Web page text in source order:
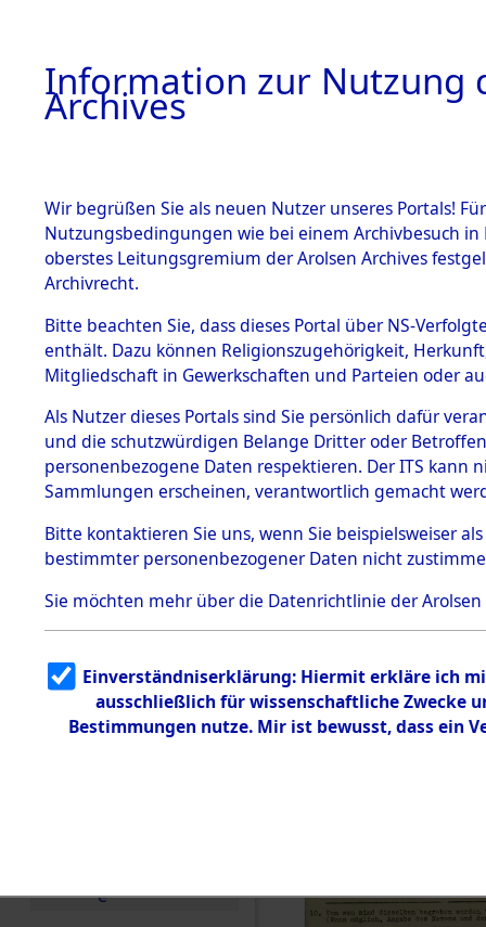
BESTÄNDE
1.
mente
5. Verschiedenes
5.3
Todesmärsche
5.3.1 Alliierte
Erhebungen
zu
Todesmärsch
en
5.3.2
g
5.3.3
Todesmärsch
e
von
Toter aus
Ort ihrer
0003
Information zur Nutzung
Archives
Wir begrüßen Sie als neuen Nutzer unseres Portals!
Nutzungsbedingungen wie bei einem Archivbesuch
oberstes Leitungsgremium der Arolsen Archives
Archivrecht.
Bitte beachten Sie, dass dieses Portal über NS-
enthält. Dazu können Religionszugehörigkeit,
Mitgliedschaft in Gewerkschaften und Parteien oder
Als Nutzer dieses Portals sind Sie persönlich dafür
und die schutzwürdigen Belange Dritter oder
personenbezogene Daten respektieren. Der ITS
Sammlungen erscheinen, verantwortlich gemacht
Bitte kontaktieren Sie uns, wenn Sie beispielsweiser
bestimmter personenbezogener Daten nicht
Sie möchten mehr über die Datenrichtlinie der Arolsen
Einverständniserklärung: Hiermit erkläre ich
ausschließlich für wissenschaftliche Zwecke
Bestimmungen nutze. Mir ist bewusst, dass ein